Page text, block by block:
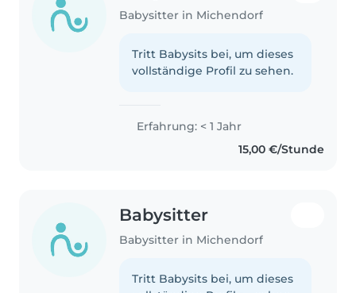
Babysitter in Michendorf
Tritt Babysits bei, um dieses
vollständige Profil zu sehen.
Erfahrung: < 1 Jahr
15,00 €/Stunde
Babysitter
Babysitter in Michendorf
Tritt Babysits bei, um dieses